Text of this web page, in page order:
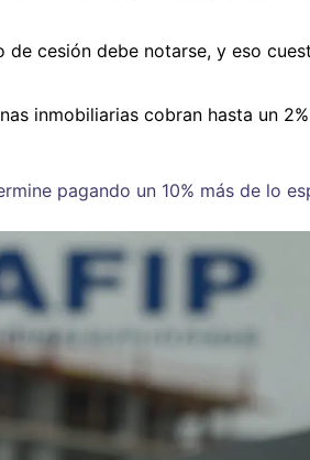
de cesión debe notarse, y eso
inmobiliarias cobran hasta un
pagando un 10% más de lo